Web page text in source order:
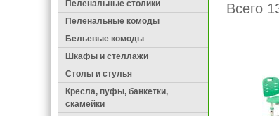
Пеленальные столики
Пеленальные комоды
Бельевые комоды
Шкафы и стеллажи
Столы и стулья
Кресла, пуфы, банкетки,
скамейки
Всего